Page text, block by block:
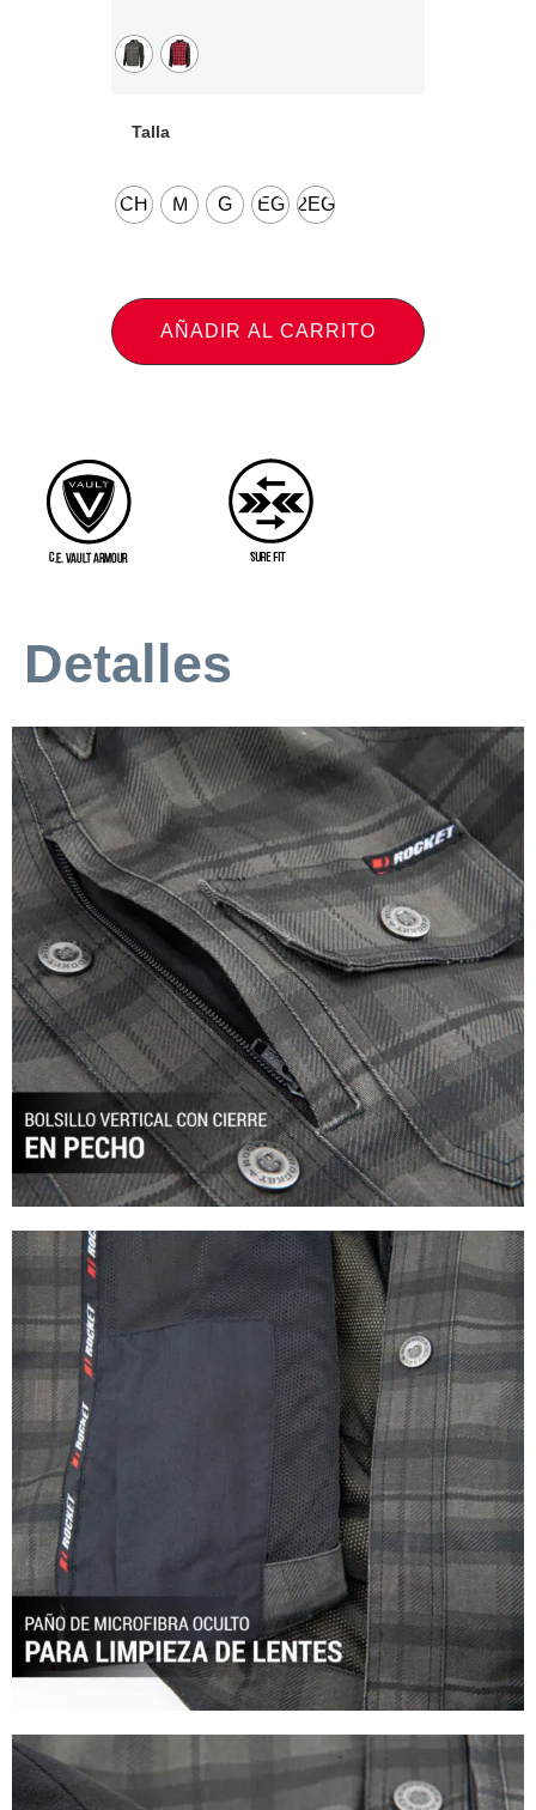
Talla
CH M G EG 2EG
AÑADIR AL CARRITO
Detalles